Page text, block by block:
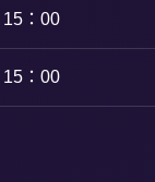
15：00
15：00